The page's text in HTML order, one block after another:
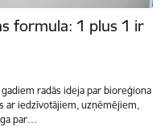
formula: 1 plus 1 ir
radās ideja par bioreģiona
ar iedzīvotājiem, uzņēmējiem,
par…